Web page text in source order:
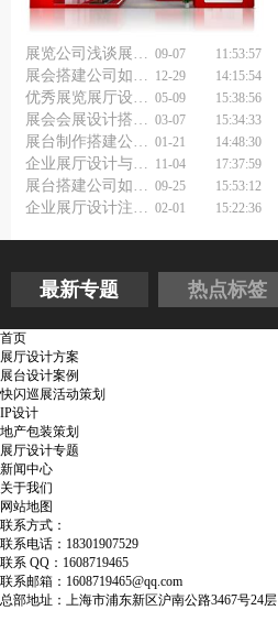
09-07 11:53:57
12-29 14:15:54
05-09 15:38:56
03-07 15:34:33
01-21 14:48:30
企业展厅设计与施工公司，让你的品牌更有声量！ 11-04 17:37:59
09-25 15:53:12
02-01 15:22:36
最新专题 热点标签
首页
展厅设计方案
展台设计案例
快闪巡展活动策划
IP设计
地产包装策划
展厅设计专题
新闻中心
关于我们
网站地图
联系方式：
联系电话：18301907529
联系 QQ：1608719465
联系邮箱：1608719465@qq.com
总部地址：上海市浦东新区沪南公路3467号24层